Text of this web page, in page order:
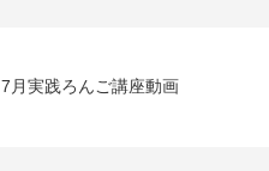
7月実践ろんご講座動画